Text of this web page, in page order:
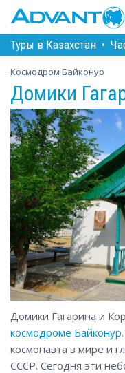
Туры в Казахстан •
Космодром Байконур
Домики
Домики Гагарина и
космодроме Байконур
космонавта в мире и
СССР. Сегодня эти